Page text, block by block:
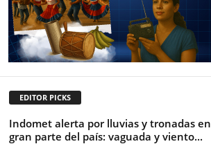
EDITOR PICKS
Indomet alerta por lluvias y tronadas en
gran parte del país: vaguada y viento...